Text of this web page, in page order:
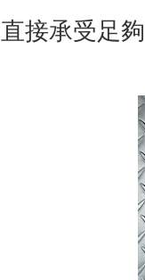
直接承受足